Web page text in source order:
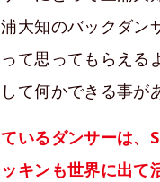
大知のバックダン
て思ってもらえる
て何かできる事が
いるダンサーは
キンも世界に出て